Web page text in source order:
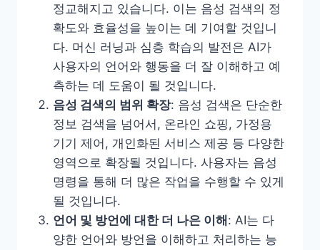
정교해지고 있습니다. 이는 음성 검색의 정
확도와 효율성을 높이는 데 기여할 것입니
다. 머신 러닝과 심층 학습의 발전은 AI가
사용자의 언어와 행동을 더 잘 이해하고 예
측하는 데 도움이 될 것입니다.
음성 검색의 범위 확장: 음성 검색은 단순한
정보 검색을 넘어서, 온라인 쇼핑, 가정용
기기 제어, 개인화된 서비스 제공 등 다양한
영역으로 확장될 것입니다. 사용자는 음성
명령을 통해 더 많은 작업을 수행할 수 있게
될 것입니다.
언어 및 방언에 대한 더 나은 이해: AI는 다
양한 언어와 방언을 이해하고 처리하는 능